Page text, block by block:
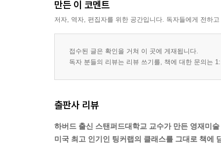
만든 이 코멘트
저자, 역자, 편집자를 위한 공간입니다. 독자들에게 전하
접수된 글은 확인을 거쳐 이 곳에 게재됩니다.
독자 분들의 리뷰는 리뷰 쓰기를, 책에 대한 문의는
출판사 리뷰
하버드 출신 스탠퍼드대학교 교수가 만든 영재미
미국 최고 인기인 팅커랩의 클래스를 그대로 책에